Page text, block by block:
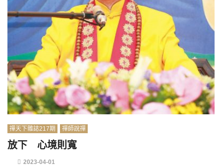
禪天下雜誌217期 禪師說禪
放下 心境則寬
2023-04-01